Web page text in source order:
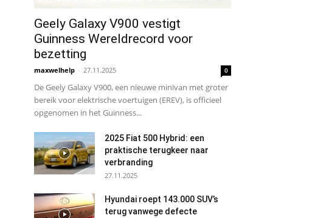
Geely Galaxy V900 vestigt
Guinness Wereldrecord voor
bezetting
maxwelhelp - 27.11.2025 0
De Geely Galaxy V900, een nieuwe minivan met groter
bereik voor elektrische voertuigen (EREV), is officieel
opgenomen in het Guinness...
2025 Fiat 500 Hybrid: een
praktische terugkeer naar
verbranding
27.11.2025
Hyundai roept 143.000 SUV’s
terug vanwege defecte